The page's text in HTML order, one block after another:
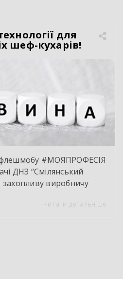
Це інтелектуальна
знання
для
шеф-кухарів!
#МОЯПРОФЕСІЯ
ДНЗ “Смілянський
виробничу
інноваційне
майбутніх фахівцях. […]
Читати детальніше